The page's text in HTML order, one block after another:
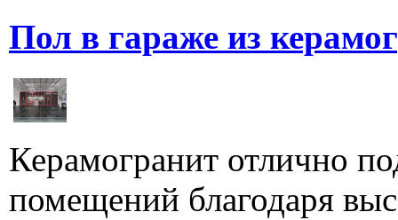
Пол в гараже из
Керамогранит отлично
помещений благодаря